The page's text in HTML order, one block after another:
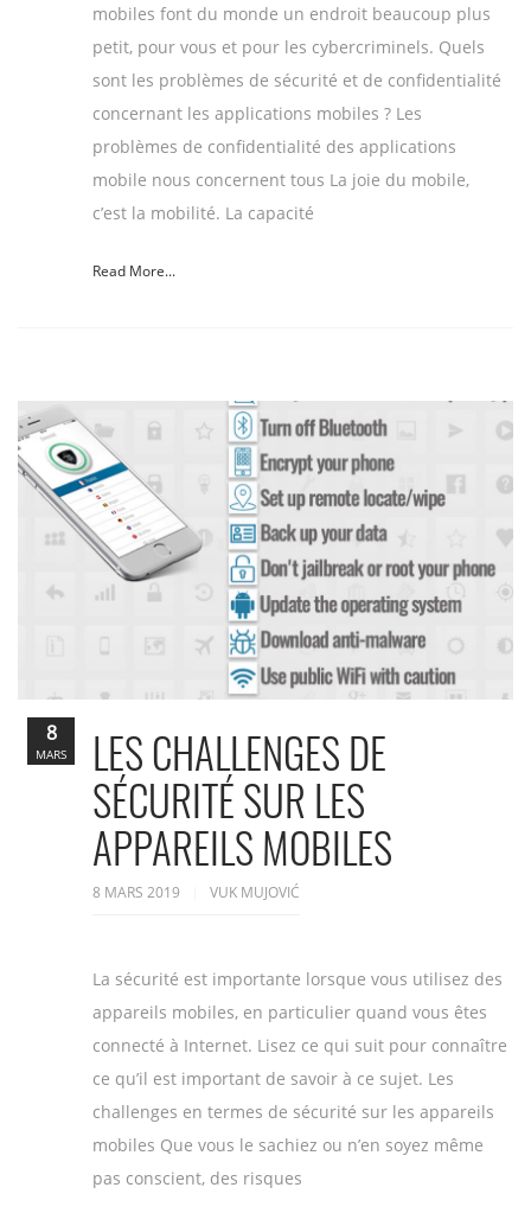
mobiles font du monde un endroit beaucoup plus
petit, pour vous et pour les cybercriminels. Quels
sont les problèmes de sécurité et de confidentialité
concernant les applications mobiles ? Les
problèmes de confidentialité des applications
mobile nous concernent tous La joie du mobile,
c’est la mobilité. La capacité
Read More...
LES CHALLENGES DE
SÉCURITÉ SUR LES
APPAREILS MOBILES
8 MARS 2019 VUK MUJOVIĆ
La sécurité est importante lorsque vous utilisez des
appareils mobiles, en particulier quand vous êtes
connecté à Internet. Lisez ce qui suit pour connaître
ce qu’il est important de savoir à ce sujet. Les
challenges en termes de sécurité sur les appareils
mobiles Que vous le sachiez ou n’en soyez même
pas conscient, des risques
8
MARS